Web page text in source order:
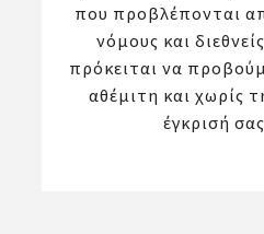
που προβλέπονται
νόμους και
πρόκειται να
αθέμιτη και χωρίς
έγκρισή